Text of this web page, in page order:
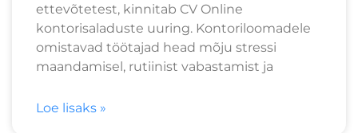
ettevõtetest, kinnitab CV Online
kontorisaladuste uuring. Kontoriloomadele
omistavad töötajad head mõju stressi
maandamisel, rutiinist vabastamist ja
Loe lisaks »